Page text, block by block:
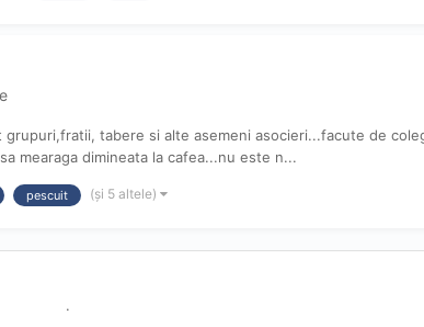
tabere si alte asemeni asocieri...facute de
mearaga dimineata la cafea...nu este n...
pescuit (și 5 altele)
.